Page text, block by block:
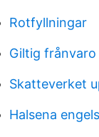
Rotfyllningar
Giltig
Skatteverket
Halsena